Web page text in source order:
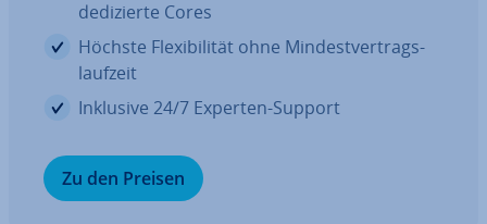
de­di­zier­te Cores
Höchste Fle­xi­bi­li­tät ohne Min­dest­ver­trags­
lauf­zeit
Inklusive 24/7 Experten-Support
Zu den Preisen